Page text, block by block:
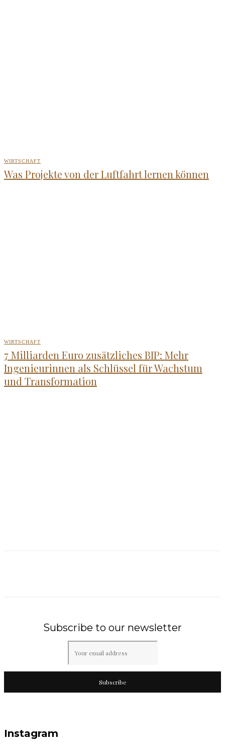
WIRTSCHAFT
Was Projekte von der Luftfahrt lernen können
WIRTSCHAFT
7 Milliarden Euro zusätzliches BIP: Mehr
Ingenieurinnen als Schlüssel für Wachstum
und Transformation
Subscribe to our newsletter
Subscribe
Instagram